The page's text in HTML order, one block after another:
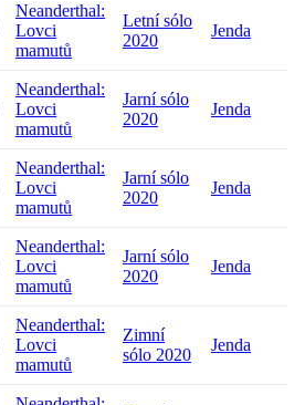
Neanderthal:
Lovci
mamutů
Letní sólo
2020
Jenda
Neanderthal:
Lovci
mamutů
Jarní sólo
2020
Jenda
Neanderthal:
Lovci
mamutů
Jarní sólo
2020
Jenda
Neanderthal:
Lovci
mamutů
Jarní sólo
2020
Jenda
Neanderthal:
Lovci
mamutů
Zimní
sólo 2020
Jenda